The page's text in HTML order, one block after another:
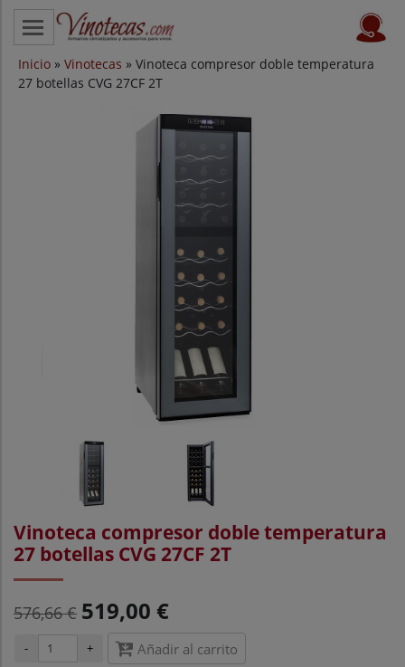
CATEGORÍAS
Inicio » Vinotecas » Vinoteca compresor doble temperatura
27 botellas CVG 27CF 2T
Vinoteca compresor doble temperatura
27 botellas CVG 27CF 2T
576,66 € 519,00 €
- + Añadir al carrito